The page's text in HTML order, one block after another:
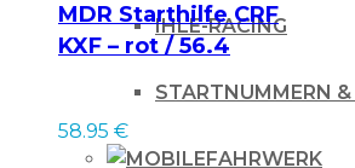
IHLE-RACING
STARTNUMMERN &
FAHRWERK
MDR Starthilfe CRF
KXF – rot / 56.4
58.95 €